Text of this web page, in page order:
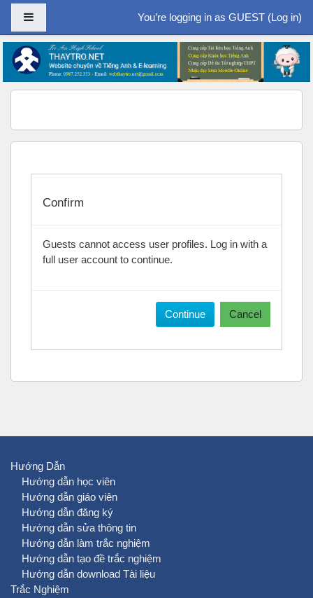
Skip to main content
You’re logging in as GUEST (Log in)
Confirm
Guests cannot access user profiles. Log in with a
full user account to continue.
Continue Cancel
Hướng Dẫn
Hướng dẫn học viên
Hướng dẫn giáo viên
Hướng dẫn đăng ký
Hướng dẫn sửa thông tin
Hướng dẫn làm trắc nghiệm
Hướng dẫn tạo đề trắc nghiệm
Hướng dẫn download Tài liệu
Trắc Nghiệm